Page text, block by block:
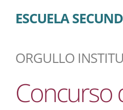
ESCUELA
ORGULLO
Concurso